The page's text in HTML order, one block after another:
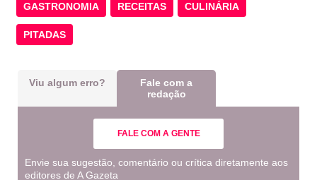
GASTRONOMIA RECEITAS CULINÁRIA
PITADAS
Viu algum erro?
Fale com a
redação
FALE COM A GENTE
Envie sua sugestão, comentário ou crítica diretamente aos
editores de A Gazeta